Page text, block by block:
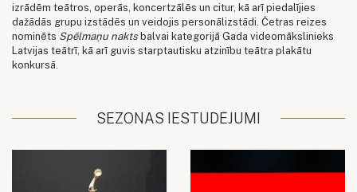
izrādēm teātros, operās, koncertzālēs un citur, kā arī piedalījies
dažādās grupu izstādēs un veidojis personālizstādi. Četras reizes
nominēts Spēlmaņu nakts balvai kategorijā Gada videomākslinieks
Latvijas teātrī, kā arī guvis starptautisku atzinību teātra plakātu
konkursā.
SEZONAS IESTUDĒJUMI